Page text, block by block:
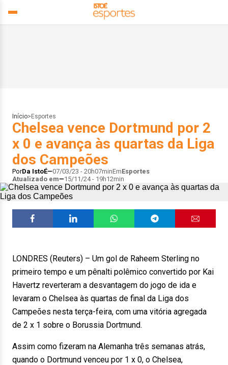
Início> Esportes
Chelsea vence Dortmund por 2
x 0 e avança às quartas da Liga
dos Campeões
PorDa IstoÉ 07/03/23 - 20h07minEmEsportes
Atualizado em
15/11/24 - 19h12min
LONDRES (Reuters) – Um gol de Raheem Sterling no
primeiro tempo e um pênalti polêmico convertido por Kai
Havertz reverteram a desvantagem do jogo de ida e
levaram o Chelsea às quartas de final da Liga dos
Campeões nesta terça-feira, com uma vitória agregada
de 2 x 1 sobre o Borussia Dortmund.
Assim como fizeram na Alemanha três semanas atrás,
quando o Dortmund venceu por 1 x 0, o Chelsea,